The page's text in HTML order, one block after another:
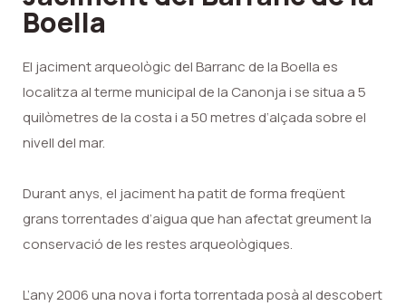
Boella
El jaciment arqueològic del Barranc de la Boella es
localitza al terme municipal de la Canonja i se situa a 5
quilòmetres de la costa i a 50 metres d’alçada sobre el
nivell del mar.
Durant anys, el jaciment ha patit de forma freqüent
grans torrentades d’aigua que han afectat greument la
conservació de les restes arqueològiques.
L’any 2006 una nova i forta torrentada posà al descobert